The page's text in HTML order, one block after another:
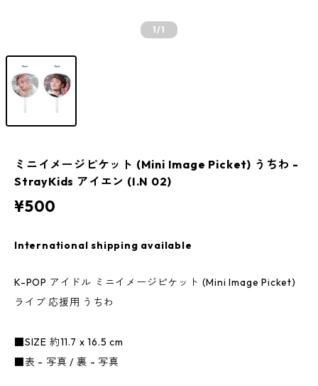
1/1
ミニイメージピケット (Mini Image Picket) うちわ -
StrayKids アイエン (I.N 02)
¥500
International shipping available
K-POP アイドル ミニイメージピケット (Mini Image Picket)
ライブ 応援用 うちわ
■SIZE 約11.7 x 16.5 cm
■表 - 写真 / 裏 - 写真